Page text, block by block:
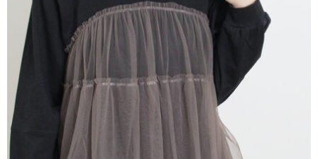
【注意事項】
１．透過由恩沛科技股份有限公司提供之「AFTEE先享後付」服務完成之交
易，需依本服務之必要範圍內提供個人資料，並將交易相關給付款項請求債
權轉讓予恩沛科技股份有限公司。
２．關於個人資料處理事宜，請瀏覽以下網址：
https://aftee.tw/terms/#terms3
３．未成年的使用者請事先徵得法定代理人或監護人之同意方可使用
「AFTEE先享後付」，若未經同意申辦者引起之損失，本公司不負相關責
４．使用「AFTEE先享後付」時，將依據個別帳號之用戶狀況，依本公司即
時審查核予不同之上限額度；若仍有額度不足之情形，本公司將視審查結果
請求用戶進行身份認證。
7-11取貨付款
每筆NT$60，滿NT$888(含以上)免運費
7-11純取貨
每筆NT$60，滿NT$888(含以上)免運費
宅配
每筆NT$90，滿NT$888(含以上)免運費